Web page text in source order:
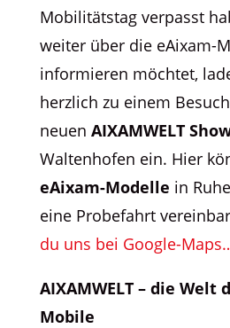
Mobilitätstag verpasst
weiter über die eAixam-
informieren möchtet,
herzlich zu einem
neuen AIXAMWELT
Waltenhofen ein. Hier
eAixam-Modelle in
eine Probefahrt
du uns bei Google-
AIXAMWELT – die Welt
Mobile